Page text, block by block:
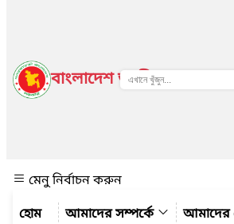
বাংলাদেশ জাতীয় তথ্য বাতায়ন
মেনু নির্বাচন করুন
আমাদের সম্পর্কে
আমাদের